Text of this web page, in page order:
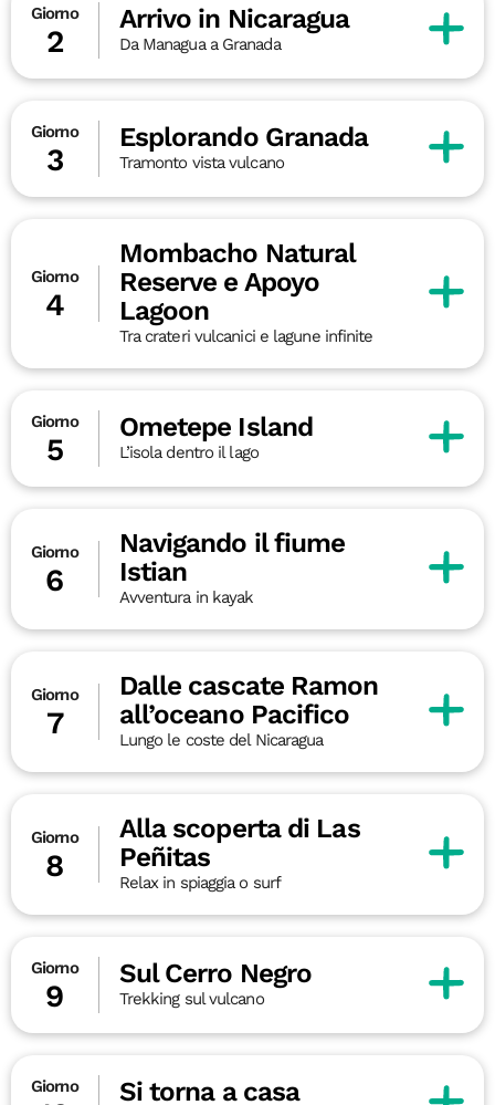
Giorno
2
Arrivo in Nicaragua
Da Managua a Granada
Giorno
3
Esplorando Granada
Tramonto vista vulcano
Giorno
4
Mombacho Natural
Reserve e Apoyo
Lagoon
Tra crateri vulcanici e lagune infinite
Giorno
5
Ometepe Island
L’isola dentro il lago
Giorno
6
Navigando il fiume
Istian
Avventura in kayak
Giorno
7
Dalle cascate Ramon
all’oceano Pacifico
Lungo le coste del Nicaragua
Giorno
8
Alla scoperta di Las
Peñitas
Relax in spiaggia o surf
Giorno
9
Sul Cerro Negro
Trekking sul vulcano
Giorno Si torna a casa